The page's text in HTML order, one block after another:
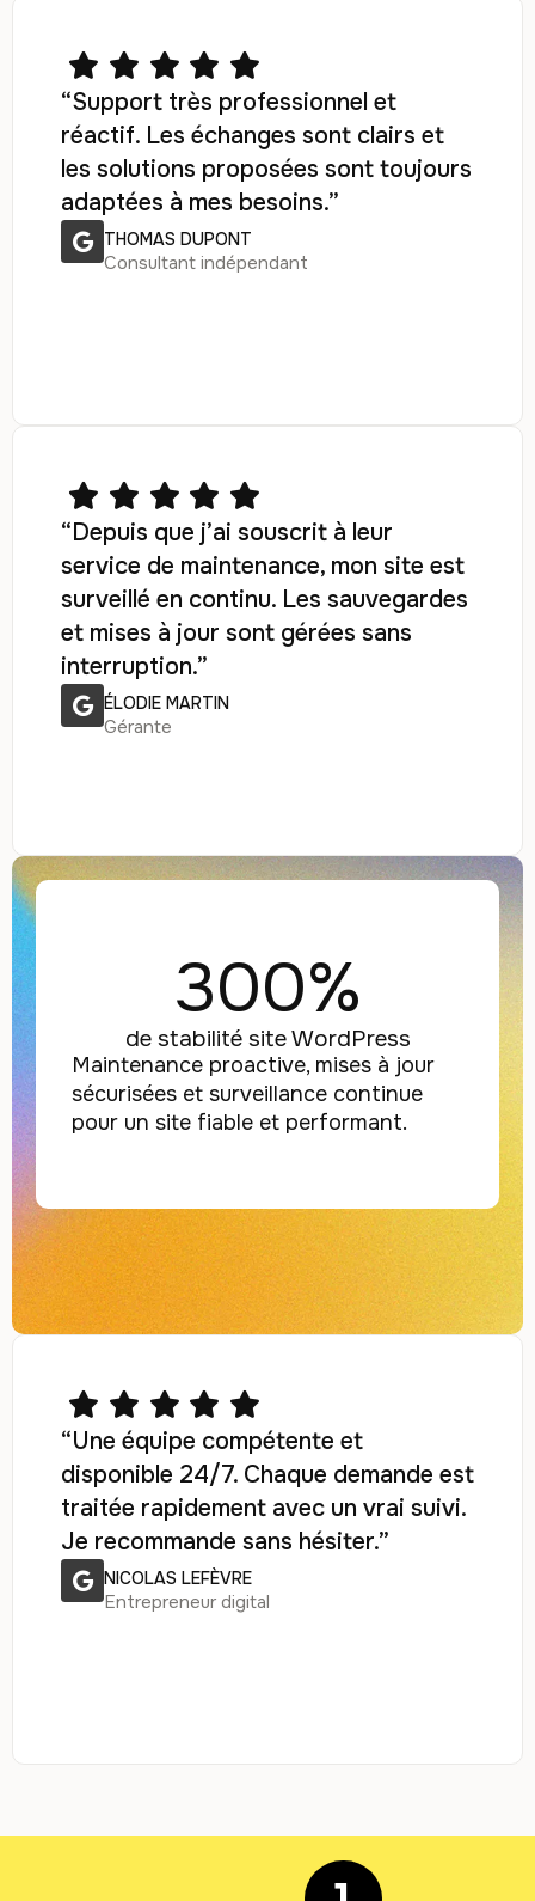
“Support très professionnel et
réactif. Les échanges sont clairs et
les solutions proposées sont toujours
adaptées à mes besoins.”
THOMAS DUPONT
Consultant indépendant
“Depuis que j’ai souscrit à leur
service de maintenance, mon site est
surveillé en continu. Les sauvegardes
et mises à jour sont gérées sans
interruption.”
ÉLODIE MARTIN
Gérante
300%
de stabilité site WordPress
Maintenance proactive, mises à jour
sécurisées et surveillance continue
pour un site fiable et performant.
“Une équipe compétente et
disponible 24/7. Chaque demande est
traitée rapidement avec un vrai suivi.
Je recommande sans hésiter.”
NICOLAS LEFÈVRE
Entrepreneur digital